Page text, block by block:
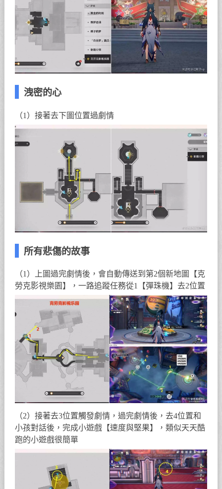
洩密的心
（1）接著去下圖位置過劇情
所有悲傷的故事
（1）上圖過完劇情後，會自動傳送到第2個新地圖【克
勞克影視樂園】，一路追蹤任務從1【彈珠機】去2位置
（2）接著去3位置觸發劇情，過完劇情後，去4位置和
小孩對話後，完成小遊戲【速度與堅果】，類似天天酷
跑的小遊戲很簡單